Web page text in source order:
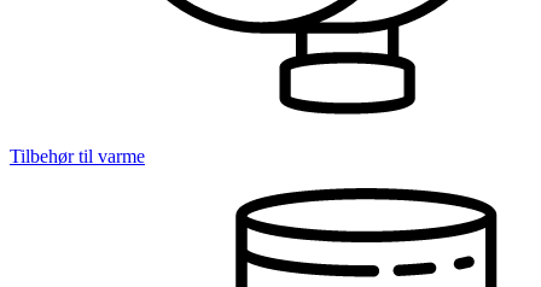
Tilbehør til varme